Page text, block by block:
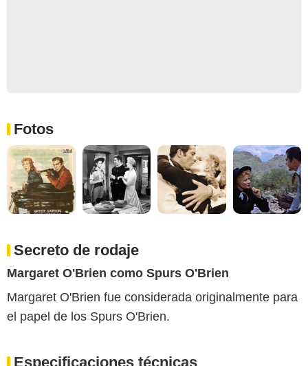
Fotos
Secreto de rodaje
Margaret O'Brien como Spurs O'Brien
Margaret O'Brien fue considerada originalmente para
el papel de los Spurs O'Brien.
Especificaciones técnicas